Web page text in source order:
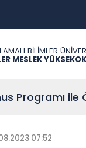
BİLİMLER
MESLEK
Programı
07:52